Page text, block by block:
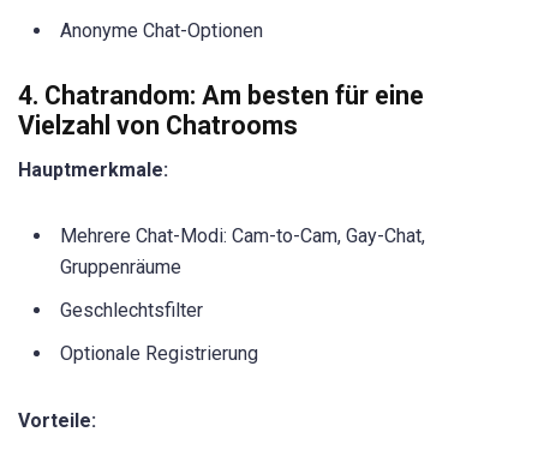
Anonyme Chat-Optionen
4. Chatrandom: Am besten für eine
Vielzahl von Chatrooms
Hauptmerkmale:
Mehrere Chat-Modi: Cam-to-Cam, Gay-Chat,
Gruppenräume
Geschlechtsfilter
Optionale Registrierung
Vorteile: